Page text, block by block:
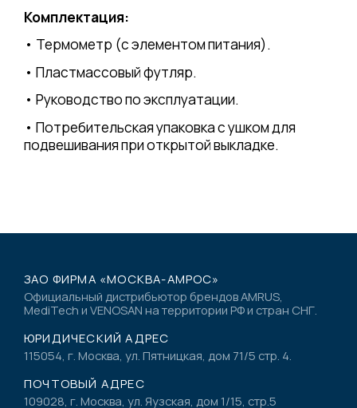
Комплектация:
• Термометр (с элементом питания).
• Пластмассовый футляр.
• Руководство по эксплуатации.
• Потребительская упаковка с ушком для
подвешивания при открытой выкладке.
ЗАО ФИРМА «МОСКВА-АМРОС»
Официальный дистрибьютор брендов AMRUS,
MediTech и VENOSAN на территории РФ и стран СНГ.
ЮРИДИЧЕСКИЙ АДРЕС
115054, г. Москва, ул. Пятницкая, дом 71/5 стр. 4.
ПОЧТОВЫЙ АДРЕС
109028, г. Москва, ул. Яузская, дом 1/15, стр.5